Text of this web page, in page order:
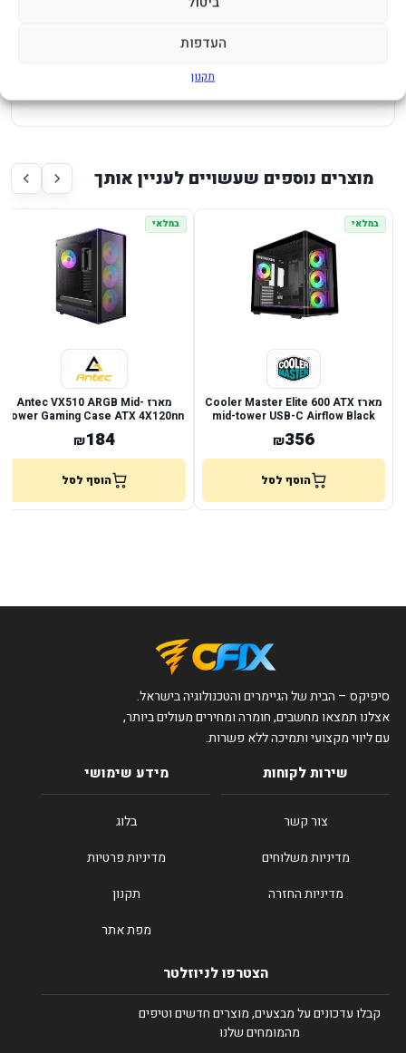
העדפות
תקנון
tower USB-C Airflow White
מוצרים נוספים שעשויים לעניין אותך
במלאי
מארז Cooler Master Elite 600 ATX
mid-tower USB-C Airflow Black
₪356
הוסף לסל
במלאי
מארז Antec VX510 ARGB Mid-
Tower Gaming Case ATX 4X120nn
ARGB Fans
₪184
הוסף לסל
סיפיקס – הבית של הגיימרים והטכנולוגיה בישראל.
אצלנו תמצאו מחשבים, חומרה ומחירים מעולים ביותר,
עם ליווי מקצועי ותמיכה ללא פשרות.
שירות לקוחות
צור קשר
מדיניות משלוחים
מדיניות החזרה
מידע שימושי
בלוג
מדיניות פרטיות
תקנון
מפת אתר
הצטרפו לניוזלטר
קבלו עדכונים על מבצעים, מוצרים חדשים וטיפים
מהמומחים שלנו